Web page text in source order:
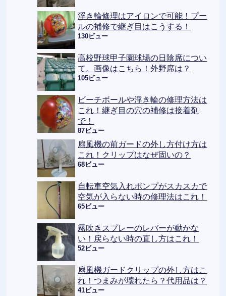
浮き輪修理はアイロンで可能！プー
ルの補修で継ぎ目はこうする！
130ビュー
高校野球甲子園球場の日陰席につい
て。画像はこちら！外野席は？
105ビュー
ビーチボールや浮き輪の修理方法は
これ！継ぎ目の穴の補修は接着剤
で！
87ビュー
扇風機の前ガードの外し方付け方は
これ！クリップはなぜ固いの？
68ビュー
自転車空気入れポンプがスカスカで
空気が入らない時の修理法はこれ！
65ビュー
霧吹きスプレーのレバーが動かな
い！戻らない時の直し方はこれ！
52ビュー
扇風機ガードクリップの外し方はこ
れ！つまみが壊れたら？代用品は？
41ビュー